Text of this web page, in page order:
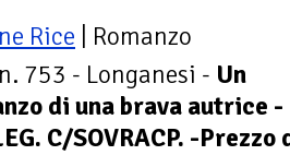
Rice | Romanzo
n. 753 - Longanesi - Un
di una brava autrice -
C/SOVRACP. -